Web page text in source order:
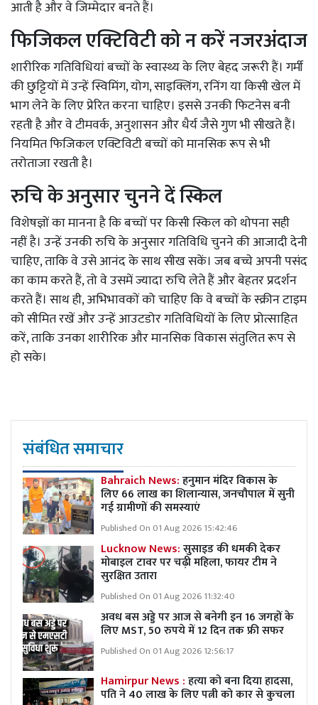
आती है और वे जिम्मेदार बनते हैं।
फिजिकल एक्टिविटी को न करें नजरअंदाज
शारीरिक गतिविधियां बच्चों के स्वास्थ्य के लिए बेहद जरूरी हैं। गर्मी
की छुट्टियों में उन्हें स्विमिंग, योग, साइक्लिंग, रनिंग या किसी खेल में
भाग लेने के लिए प्रेरित करना चाहिए। इससे उनकी फिटनेस बनी
रहती है और वे टीमवर्क, अनुशासन और धैर्य जैसे गुण भी सीखते हैं।
नियमित फिजिकल एक्टिविटी बच्चों को मानसिक रूप से भी
तरोताजा रखती है।
रुचि के अनुसार चुनने दें स्किल
विशेषज्ञों का मानना है कि बच्चों पर किसी स्किल को थोपना सही
नहीं है। उन्हें उनकी रुचि के अनुसार गतिविधि चुनने की आजादी देनी
चाहिए, ताकि वे उसे आनंद के साथ सीख सकें। जब बच्चे अपनी पसंद
का काम करते हैं, तो वे उसमें ज्यादा रुचि लेते हैं और बेहतर प्रदर्शन
करते हैं। साथ ही, अभिभावकों को चाहिए कि वे बच्चों के स्क्रीन टाइम
को सीमित रखें और उन्हें आउटडोर गतिविधियों के लिए प्रोत्साहित
करें, ताकि उनका शारीरिक और मानसिक विकास संतुलित रूप से
हो सके।
संबंधित समाचार
Bahraich News:हनुमान मंदिर विकास के
लिए 66 लाख का शिलान्यास, जनचौपाल में सुनी
गई ग्रामीणों की समस्याएं
Published On 01 Aug 2026 15:42:46
Lucknow News:सुसाइड की धमकी देकर
मोबाइल टावर पर चढ़ी महिला, फायर टीम ने
सुरक्षित उतारा
Published On 01 Aug 2026 11:32:40
अवध बस अड्डे पर आज से बनेगी इन 16 जगहों के
लिए MST, 50 रुपये में 12 दिन तक फ्री सफर
Published On 01 Aug 2026 12:56:17
Hamirpur News :हत्या को बना दिया हादसा,
पति ने 40 लाख के लिए पत्नी को कार से कुचला